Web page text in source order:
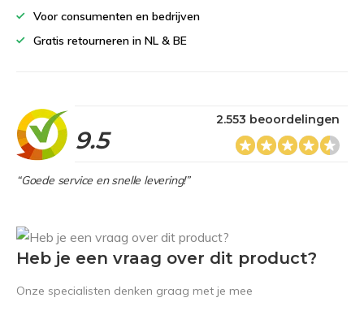
Voor consumenten en bedrijven
Gratis retourneren in NL & BE
9.5
2.553 beoordelingen
“Goede service en snelle levering!”
Heb je een vraag over dit product?
Onze specialisten denken graag met je mee